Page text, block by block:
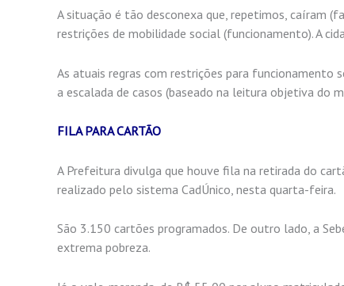
A situação é tão desconexa que, repetimos, caíram
restrições de mobilidade social (funcionamento). A
As atuais regras com restrições para funcionamento
a escalada de casos (baseado na leitura objetiva do
FILA PARA CARTÃO
A Prefeitura divulga que houve fila na retirada do
realizado pelo sistema CadÚnico, nesta quarta-feira.
São 3.150 cartões programados. De outro lado, a
extrema pobreza.